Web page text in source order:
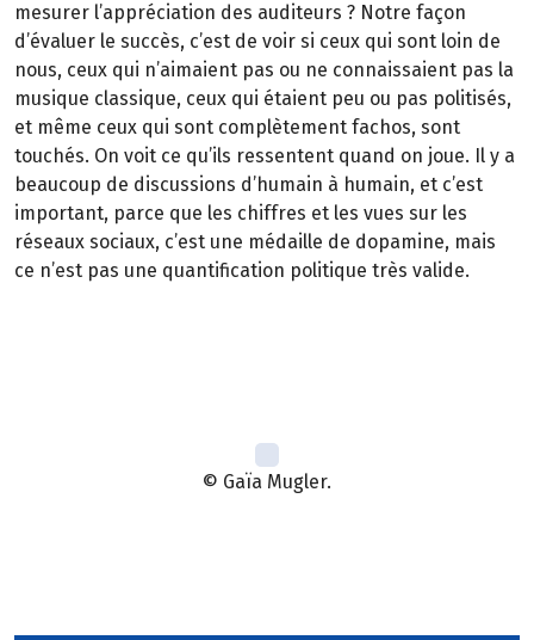
mesurer l’appréciation des auditeurs ? Notre façon
d’évaluer le succès, c’est de voir si ceux qui sont loin de
nous, ceux qui n’aimaient pas ou ne connaissaient pas la
musique classique, ceux qui étaient peu ou pas politisés,
et même ceux qui sont complètement fachos, sont
touchés. On voit ce qu’ils ressentent quand on joue. Il y a
beaucoup de discussions d’humain à humain, et c’est
important, parce que les chiffres et les vues sur les
réseaux sociaux, c’est une médaille de dopamine, mais
ce n’est pas une quantification politique très valide.
© Gaïa Mugler.